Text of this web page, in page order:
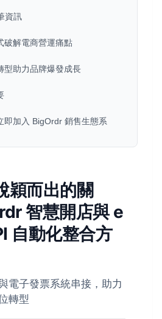
資訊
破解電商營運痛點
型助力品牌爆發成長
即加入 BigOrdr 銷售生態系
穎而出的關
智慧開店與 e
自動化整合方
電子發票系統串接，助力
轉型